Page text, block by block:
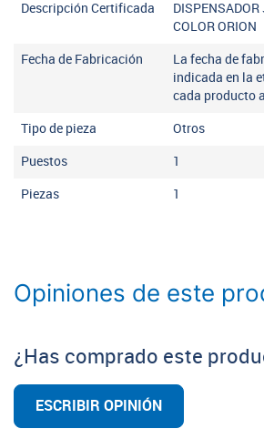
Descripción Certificada
COLOR ORION
Fecha de Fabricación
La fecha de
indicada en la
cada producto
Tipo de pieza Otros
Puestos 1
Piezas 1
Opiniones de este
¿Has comprado este
ESCRIBIR OPINIÓN